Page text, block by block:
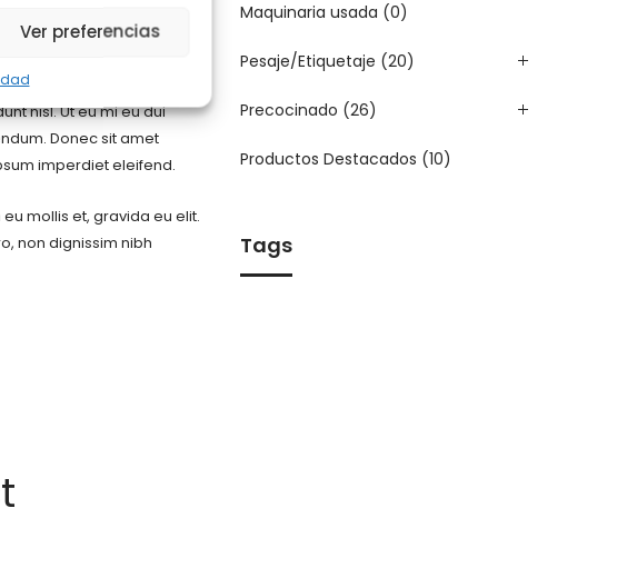
Ver preferencias
tempor. Cras vitae enim
nisl. Ut eu mi eu dui
Donec sit amet
imperdiet eleifend.
mollis et, gravida eu elit.
non dignissim nibh
Maquinaria usada (0)
Pesaje/Etiquetaje (20)
Precocinado (26)
Productos Destacados (10)
Tags